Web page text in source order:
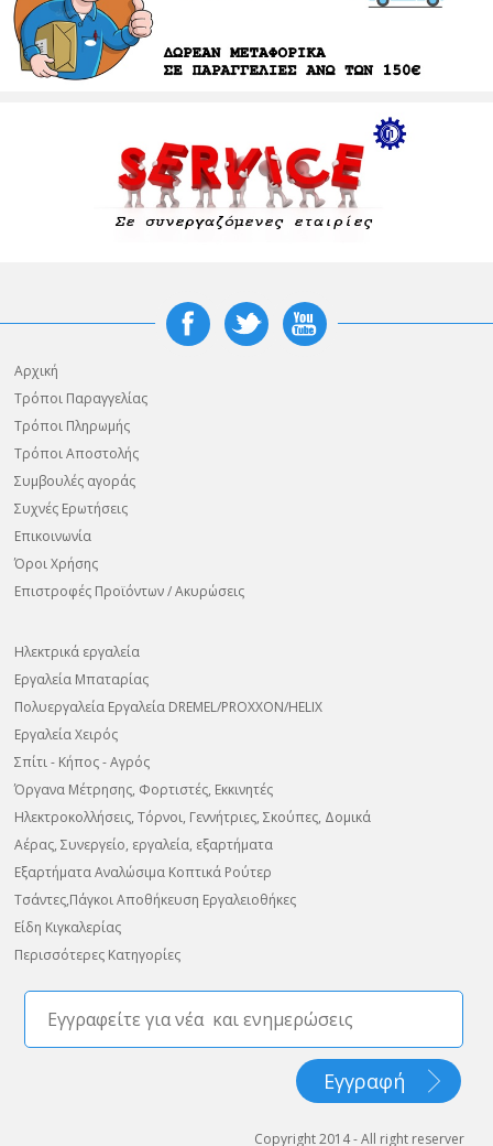
Αρχική
Τρόποι Παραγγελίας
Τρόποι Πληρωμής
Τρόποι Αποστολής
Συμβουλές αγοράς
Συχνές Ερωτήσεις
Επικοινωνία
Όροι Χρήσης
Επιστροφές Προϊόντων / Ακυρώσεις
Ηλεκτρικά εργαλεία
Εργαλεία Μπαταρίας
Πολυεργαλεία Εργαλεία DREMEL/PROXXON/HELIX
Εργαλεία Χειρός
Σπίτι - Κήπος - Αγρός
Όργανα Μέτρησης, Φορτιστές, Εκκινητές
Ηλεκτροκολλήσεις, Τόρνοι, Γεννήτριες, Σκούπες, Δομικά
Αέρας, Συνεργείο, εργαλεία, εξαρτήματα
Εξαρτήματα Αναλώσιμα Κοπτικά Ρούτερ
Τσάντες,Πάγκοι Αποθήκευση Εργαλειοθήκες
Είδη Κιγκαλερίας
Περισσότερες Κατηγορίες
Copyright 2014 - All right reserver